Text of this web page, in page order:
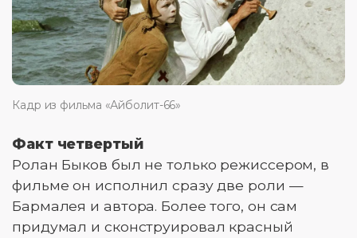
Кадр из фильма «Айболит-66»
Факт четвертый
Ролан Быков был не только режиссером, в
фильме он исполнил сразу две роли —
Бармалея и автора. Более того, он сам
придумал и сконструировал красный